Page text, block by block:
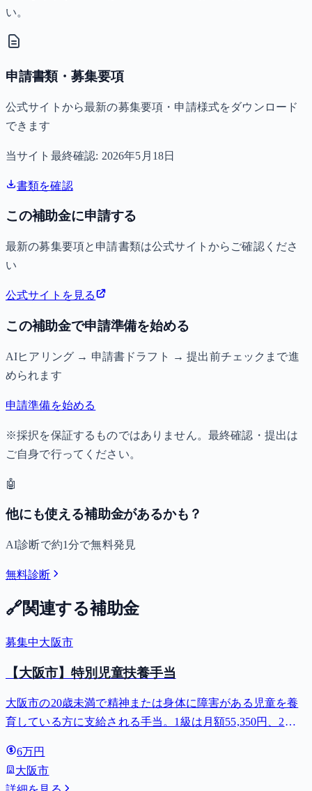
い。
申請書類・募集要項
公式サイトから最新の募集要項・申請様式をダウンロード
できます
当サイト最終確認: 2026年5月18日
書類を確認
この補助金に申請する
最新の募集要項と申請書類は公式サイトからご確認くださ
い
公式サイトを見る
この補助金で申請準備を始める
AIヒアリング → 申請書ドラフト → 提出前チェックまで進
められます
申請準備を始める
※採択を保証するものではありません。最終確認・提出は
ご自身で行ってください。
🤖
他にも使える補助金があるかも？
AI診断で約1分で無料発見
無料診断
🔗関連する補助金
募集中大阪市
【大阪市】特別児童扶養手当
大阪市の20歳未満で精神または身体に障害がある児童を養
育している方に支給される手当。1級は月額55,350円、2級
6万円
大阪市